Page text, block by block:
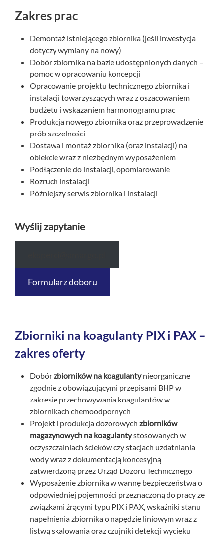
Zakres prac
Demontaż istniejącego zbiornika (jeśli inwestycja
dotyczy wymiany na nowy)
Dobór zbiornika na bazie udostępnionych danych –
pomoc w opracowaniu koncepcji
Opracowanie projektu technicznego zbiornika i
instalacji towarzyszących wraz z oszacowaniem
budżetu i wskazaniem harmonogramu prac
Produkcja nowego zbiornika oraz przeprowadzenie
prób szczelności
Dostawa i montaż zbiornika (oraz instalacji) na
obiekcie wraz z niezbędnym wyposażeniem
Podłączenie do instalacji, opomiarowanie
Rozruch instalacji
Późniejszy serwis zbiornika i instalacji
Wyślij zapytanie
Formularz doboru
Zbiorniki na koagulanty PIX i PAX –
zakres oferty
Dobórzbiorników na koagulantynieorganiczne
zgodnie z obowiązującymi przepisami BHP w
zakresie przechowywania koagulantów w
zbiornikach chemoodpornych
Projekt i produkcja dozorowych zbiorników
magazynowych na koagulantystosowanych w
oczyszczalniach ścieków czy stacjach uzdatniania
wody wraz z dokumentacją koncesyjną
zatwierdzoną przez Urząd Dozoru Technicznego
Wyposażenie zbiornika w wannę bezpieczeństwa o
odpowiedniej pojemności przeznaczoną do pracy ze
związkami żrącymi typu PIX i PAX, wskaźniki stanu
napełnienia zbiornika o napędzie liniowym wraz z
listwą skalowania oraz czujniki detekcji wycieku